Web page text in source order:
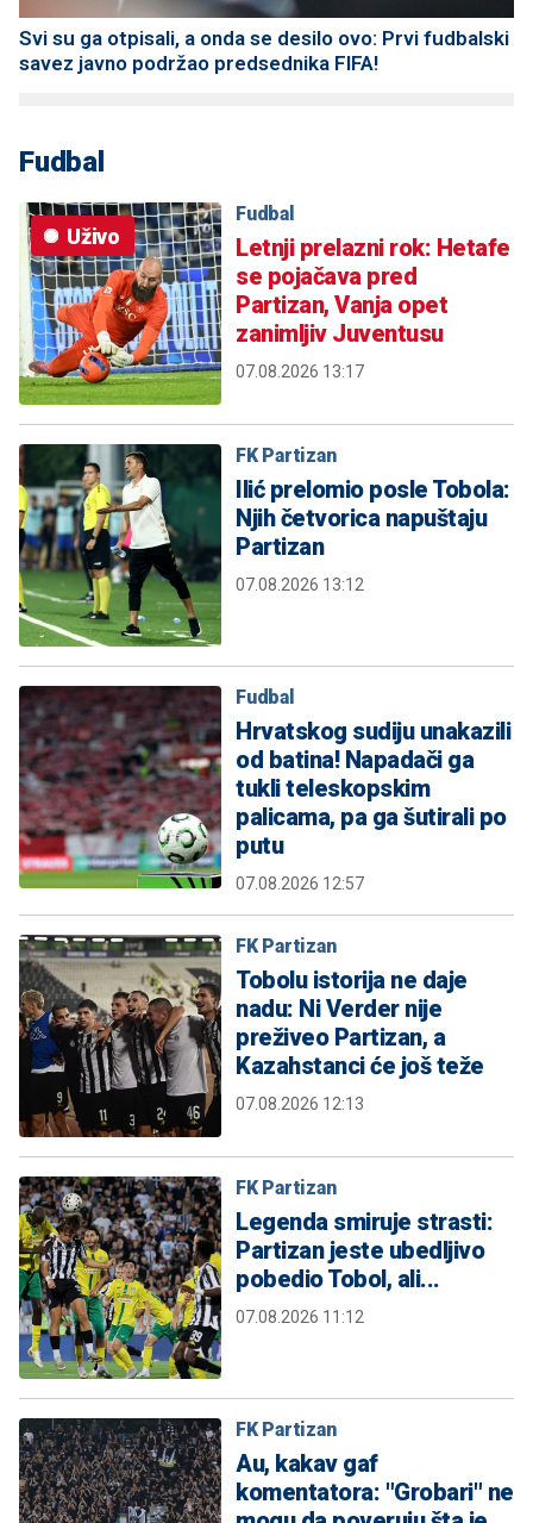
Svi su ga otpisali, a onda se desilo ovo: Prvi fudbalski
savez javno podržao predsednika FIFA!
Fudbal
Uživo
Fudbal
Letnji prelazni rok: Hetafe
se pojačava pred
Partizan, Vanja opet
zanimljiv Juventusu
07.08.2026 13:17
FK Partizan
Ilić prelomio posle Tobola:
Njih četvorica napuštaju
Partizan
07.08.2026 13:12
Fudbal
Hrvatskog sudiju unakazili
od batina! Napadači ga
tukli teleskopskim
palicama, pa ga šutirali po
putu
07.08.2026 12:57
FK Partizan
Tobolu istorija ne daje
nadu: Ni Verder nije
preživeo Partizan, a
Kazahstanci će još teže
07.08.2026 12:13
FK Partizan
Legenda smiruje strasti:
Partizan jeste ubedljivo
pobedio Tobol, ali...
07.08.2026 11:12
FK Partizan
Au, kakav gaf
komentatora: "Grobari" ne